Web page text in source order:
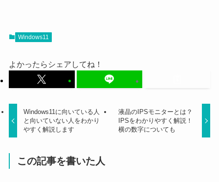
Windows11
よかったらシェアしてね！
Windows11に向いている人
と向いていない人をわかり
やすく解説します
液晶のIPSモニターとは？
IPSをわかりやすく解説！
横の数字についても
この記事を書いた人